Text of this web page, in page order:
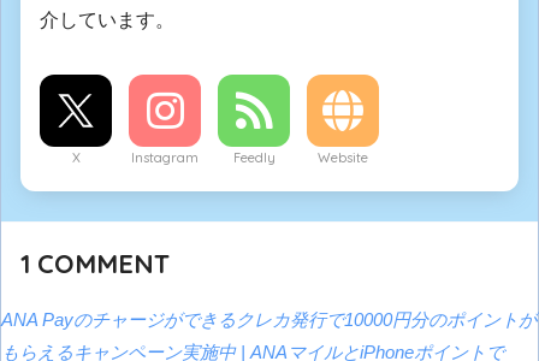
介しています。
X Instagram Feedly Website
1 COMMENT
ANA Payのチャージができるクレカ発行で10000円分のポイントが
もらえるキャンペーン実施中 | ANAマイルとiPhoneポイントで